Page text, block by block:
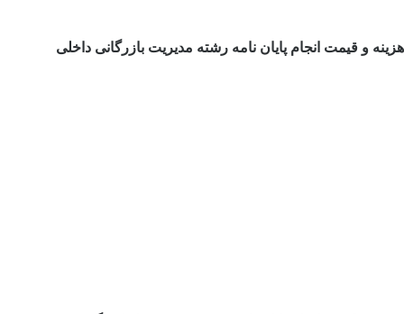
هزینه و قیمت انجام پایان نامه رشته مدیریت بازرگانی داخلی